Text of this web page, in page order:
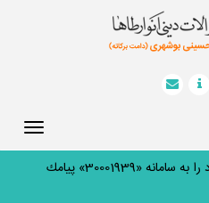
شما مي توانيد سوالات ديني خود را به سامانه «30001939» پيامك